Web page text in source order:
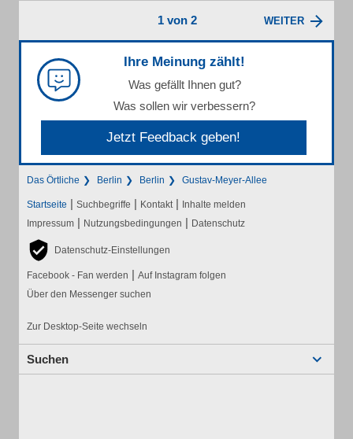
1 von 2 WEITER
Ihre Meinung zählt!
Was gefällt Ihnen gut?
Was sollen wir verbessern?
Jetzt Feedback geben!
Das Örtliche Berlin Berlin Gustav-Meyer-Allee
Startseite | Suchbegriffe | Kontakt | Inhalte melden
Impressum | Nutzungsbedingungen | Datenschutz
Datenschutz-Einstellungen
Facebook - Fan werden | Auf Instagram folgen
Über den Messenger suchen
Zur Desktop-Seite wechseln
Suchen